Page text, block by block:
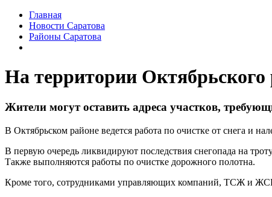
Главная
Новости Саратова
Районы Саратова
На территории Октябрьского
Жители могут оставить адреса участков,
В Октябрьском районе ведется работа по очистке от снега и
В первую очередь ликвидируют последствия снегопада на
Также выполняются работы по очистке дорожного полотна.
Кроме того, сотрудниками управляющих компаний, ТСЖ и